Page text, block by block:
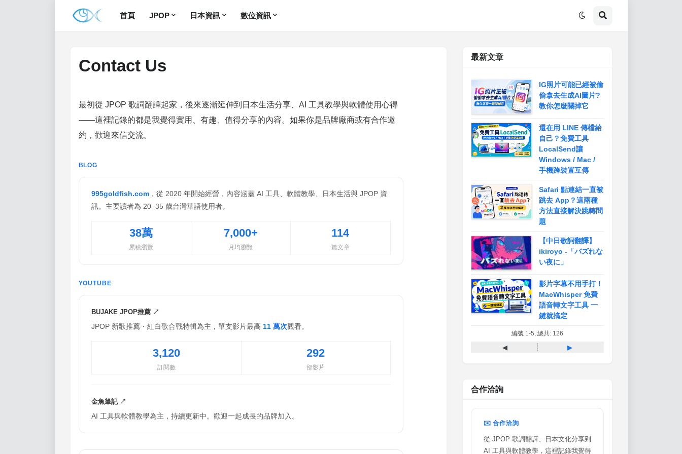
首頁 JPOP 日本資訊 數位資訊
Contact Us
最初從 JPOP 歌詞翻譯起家，後來逐漸延伸到日本生活分享、AI 工具教學與軟體使用心得
——這裡記錄的都是我覺得實用、有趣、值得分享的內容。如果你是品牌廠商或有合作邀
約，歡迎來信交流。
BLOG
995goldfish.com，從 2020 年開始經營，內容涵蓋 AI 工具、軟體教學、日本生活與 JPOP 資
訊。主要讀者為 20–35 歲台灣華語使用者。
38萬
累積瀏覽
7,000+
月均瀏覽
114
篇文章
YOUTUBE
BUJAKE JPOP推薦 ↗
JPOP 新歌推薦・紅白歌合戰特輯為主，單支影片最高 11 萬次觀看。
3,120
訂閱數
292
部影片
金魚筆記 ↗
AI 工具與軟體教學為主，持續更新中。歡迎一起成長的品牌加入。
最新文章
IG照片可能已經被偷
偷拿去生成AI圖片?
教你怎麼關掉它
還在用 LINE 傳檔給
自己？免費工具
LocalSend讓
Windows / Mac /
手機跨裝置互傳
Safari 點連結一直被
跳去 App？這兩種
方法直接解決跳轉問
題
【中日歌詞翻譯】
ikiroyo -「バズれな
い夜に」
影片字幕不用手打！
MacWhisper 免費
語音轉文字工具 一
鍵就搞定
編號 1-5, 總共: 126
◂ ▸
合作洽詢
✉️ 合作洽詢
從 JPOP 歌詞翻譯、日本文化分享到
AI 工具與軟體教學，這裡記錄我覺得